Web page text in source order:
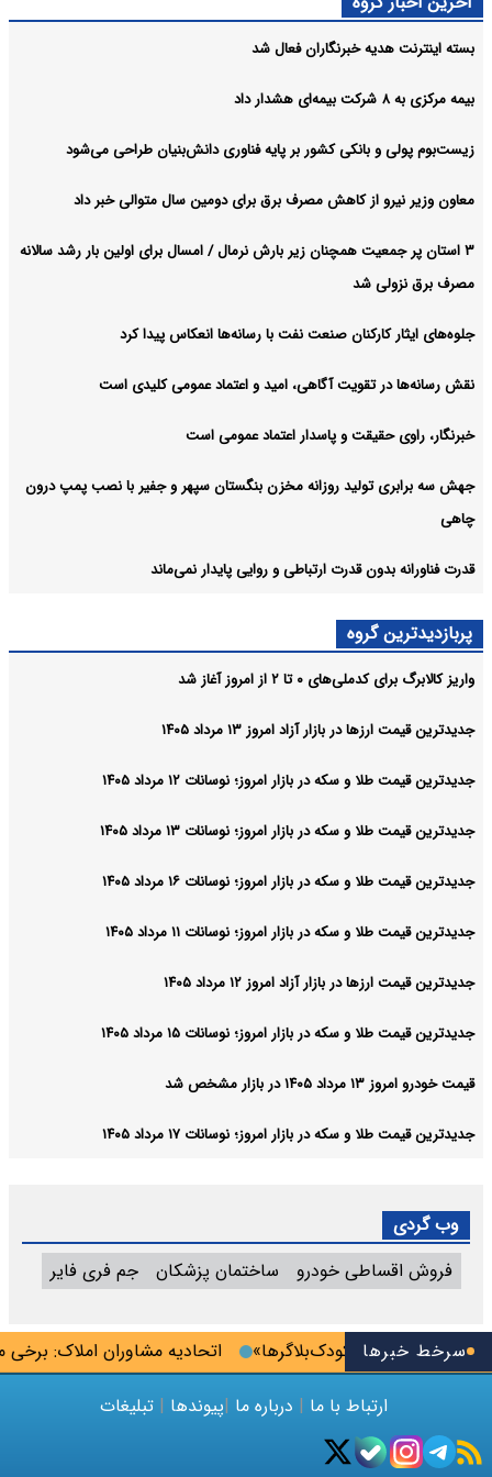
اتحادیه مشاوران املاک: برخی مالکان ترجیح
خبرنگاران فعال شد
بانکی کشور بر پایه فناوری دانش‌بنیان طراحی می‌شود
از کاهش مصرف برق برای دومین سال متوالی خبر داد
همچنان زیر بارش نرمال / امسال برای اولین بار رشد سالانه
شد
صنعت نفت با رسانه‌ها انعکاس پیدا کرد
تقویت آگاهی، امید و اعتماد عمومی کلیدی است
و پاسدار اعتماد عمومی است
روزانه مخزن بنگستان سپهر و جفیر با نصب پمپ درون
قدرت ارتباطی و روایی پایدار نمی‌ماند
گروه
۰ تا ۲ از امروز آغاز شد
بازار آزاد امروز ۱۳ مرداد ۱۴۰۵
در بازار امروز؛ نوسانات ۱۲ مرداد ۱۴۰۵
در بازار امروز؛ نوسانات ۱۳ مرداد ۱۴۰۵
در بازار امروز؛ نوسانات ۱۶ مرداد ۱۴۰۵
در بازار امروز؛ نوسانات ۱۱ مرداد ۱۴۰۵
بازار آزاد امروز ۱۲ مرداد ۱۴۰۵
در بازار امروز؛ نوسانات ۱۵ مرداد ۱۴۰۵
شد
در بازار امروز؛ نوسانات ۱۷ مرداد ۱۴۰۵
خودرو ساختمان پزشکان جم فری فایر
درباره ما|پیوندها|تبلیغات